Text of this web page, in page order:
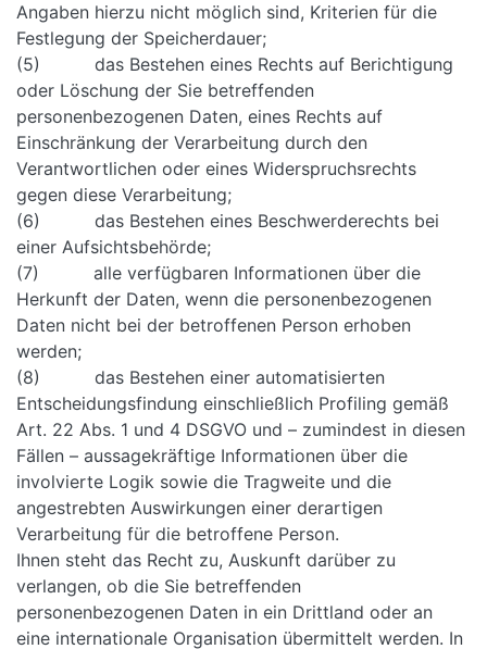
Angaben hierzu nicht möglich sind, Kriterien für die
Festlegung der Speicherdauer;
(5) das Bestehen eines Rechts auf Berichtigung
oder Löschung der Sie betreffenden
personenbezogenen Daten, eines Rechts auf
Einschränkung der Verarbeitung durch den
Verantwortlichen oder eines Widerspruchsrechts
gegen diese Verarbeitung;
(6) das Bestehen eines Beschwerderechts bei
einer Aufsichtsbehörde;
(7) alle verfügbaren Informationen über die
Herkunft der Daten, wenn die personenbezogenen
Daten nicht bei der betroffenen Person erhoben
werden;
(8) das Bestehen einer automatisierten
Entscheidungsfindung einschließlich Profiling gemäß
Art. 22 Abs. 1 und 4 DSGVO und – zumindest in diesen
Fällen – aussagekräftige Informationen über die
involvierte Logik sowie die Tragweite und die
angestrebten Auswirkungen einer derartigen
Verarbeitung für die betroffene Person.
Ihnen steht das Recht zu, Auskunft darüber zu
verlangen, ob die Sie betreffenden
personenbezogenen Daten in ein Drittland oder an
eine internationale Organisation übermittelt werden. In